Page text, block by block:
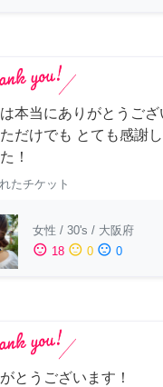
本当にありがとうご
だけでも とても感謝
！
たチケット
女性 / 30's / 大阪府
sentiment_satisfied 18 sentiment_neutral 0 sentiment_dissatisfied 0
とうございます！